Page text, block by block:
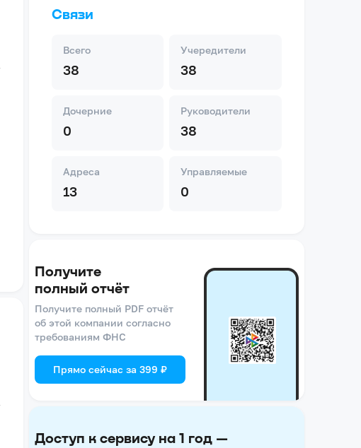
Связи
Всего
38
Учередители
38
Дочерние
0
Руководители
38
Адреса
13
Управляемые
0
Получите
полный отчёт
Получите полный PDF отчёт
об этой компании согласно
требованиям ФНС
Прямо сейчас за 399 ₽
Доступ к сервису на 1 год —